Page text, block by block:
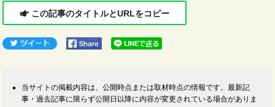
この記事のタイトルとURLをコピー
当サイトの掲載内容は、公開時点または取材時点の情報です。最新記
事・過去記事に限らず公開日以降に内容が変更されている場合がありま